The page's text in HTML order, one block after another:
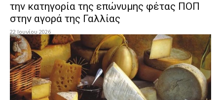
την κατηγορία της επώνυμης φέτας ΠΟΠ
στην αγορά της Γαλλίας
22 Ιουνίου 2026